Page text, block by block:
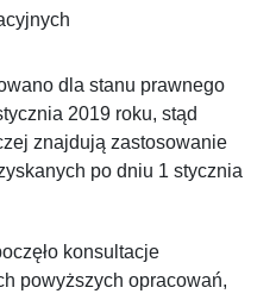
dla stanu prawnego
2019 roku, stąd
znajdują zastosowanie
po dniu 1 stycznia
konsultacje
powyższych opracowań,